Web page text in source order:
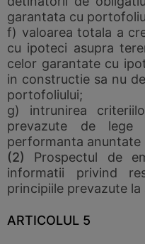
garantata cu
f) valoarea totala a
cu ipoteci asupra
celor garantate cu
in constructie sa nu
portofoliului;
g) intrunirea
prevazute de
performanta anuntate
(2) Prospectul de
informatii privind
principiile prevazute la
ARTICOLUL 5